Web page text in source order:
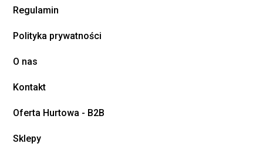
Regulamin
Polityka prywatności
O nas
Kontakt
Oferta Hurtowa - B2B
Sklepy